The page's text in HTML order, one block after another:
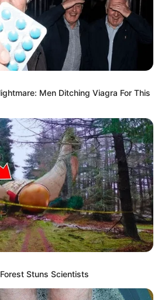
Men Ditching Viagra For This
Stuns Scientists